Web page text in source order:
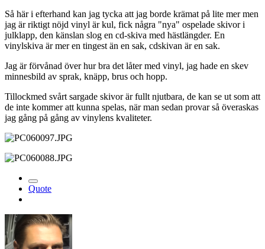
Så här i efterhand kan jag tycka att jag borde krämat på lite mer men
jag är riktigt nöjd vinyl är kul, fick några "nya" ospelade skivor i
julklapp, den känslan slog en cd-skiva med hästlängder. En
vinylskiva är mer en tingest än en sak, cdskivan är en sak.
Jag är förvånad över hur bra det låter med vinyl, jag hade en skev
minnesbild av sprak, knäpp, brus och hopp.
Tillockmed svårt sargade skivor är fullt njutbara, de kan se ut som att
de inte kommer att kunna spelas, när man sedan provar så överaskas
jag gång på gång av vinylens kvaliteter.
Quote